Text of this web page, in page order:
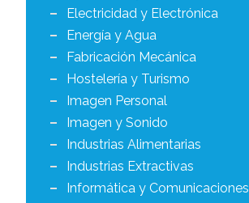
Electricidad y Electrónica
Energía y Agua
Fabricación Mecánica
Hostelería y Turismo
Imagen Personal
Imagen y Sonido
Industrias Alimentarias
Industrias Extractivas
Informática y Comunicaciones